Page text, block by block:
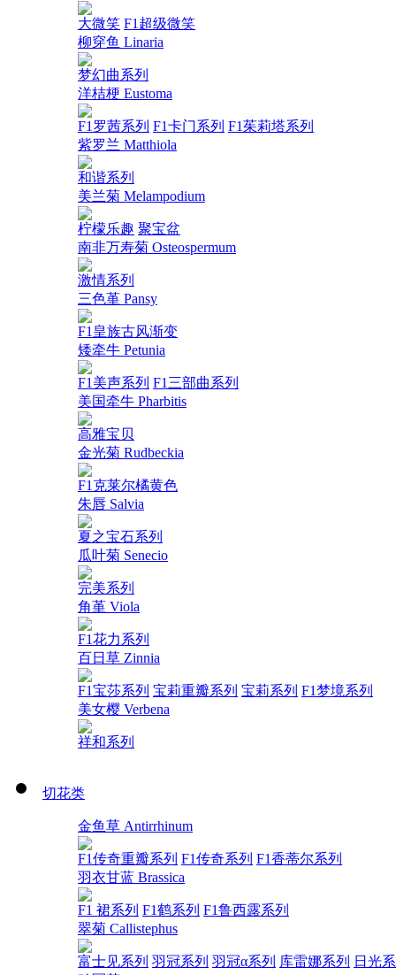
大微笑 F1超级微笑
柳穿鱼 Linaria
梦幻曲系列
洋桔梗 Eustoma
F1罗茜系列 F1卡门系列 F1茱莉塔系列
紫罗兰 Matthiola
和谐系列
美兰菊 Melampodium
柠檬乐趣 聚宝盆
南非万寿菊 Osteospermum
激情系列
三色堇 Pansy
F1皇族古风渐变
矮牵牛 Petunia
F1美声系列 F1三部曲系列
美国牵牛 Pharbitis
高雅宝贝
金光菊 Rudbeckia
F1克莱尔橘黄色
朱唇 Salvia
夏之宝石系列
瓜叶菊 Senecio
完美系列
角堇 Viola
F1花力系列
百日草 Zinnia
F1宝莎系列 宝莉重瓣系列 宝莉系列 F1梦境系列
美女樱 Verbena
祥和系列
切花类
金鱼草 Antirrhinum
F1传奇重瓣系列 F1传奇系列 F1香蒂尔系列
羽衣甘蓝 Brassica
F1 裙系列 F1鹤系列 F1鲁西露系列
翠菊 Callistephus
富士见系列 羽冠系列 羽冠α系列 库雷娜系列
日光